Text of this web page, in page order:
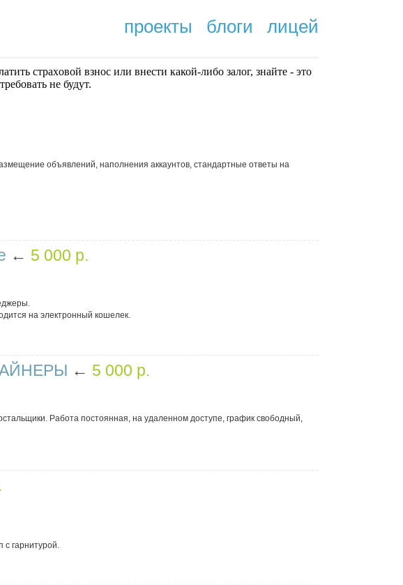
проекты блоги лицей
cтрaxoвoй взнoc или внести какой-либо залог, знайте - это
не будут.
объявлений, наполнения аккаунтов, стандартные ответы на
← 5 000 p.
на электронный кошелек.
← 5 000 p.
Работа постоянная, на удаленном доступе, график свободный,
гарнитурой.